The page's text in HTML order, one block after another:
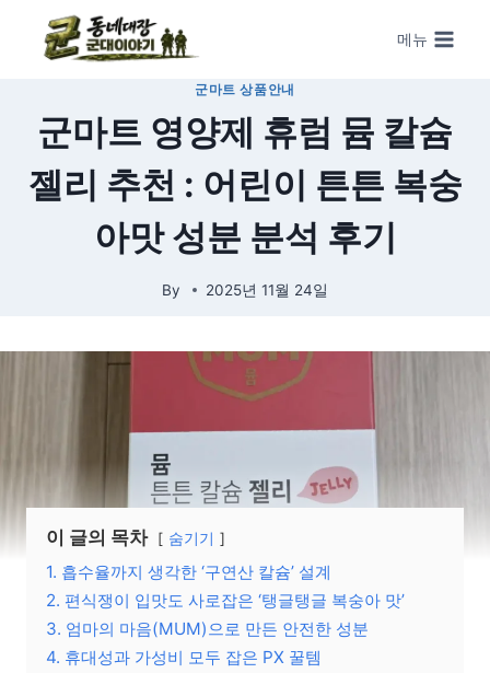
Skip to content
메뉴
군마트 상품안내
군마트 영양제 휴럼 뮴 칼슘
젤리 추천 : 어린이 튼튼 복숭
아맛 성분 분석 후기
By 2025년 11월 24일
이 글의 목차 숨기기
1. 흡수율까지 생각한 ‘구연산 칼슘’ 설계
2. 편식쟁이 입맛도 사로잡은 ‘탱글탱글 복숭아 맛’
3. 엄마의 마음(MUM)으로 만든 안전한 성분
4. 휴대성과 가성비 모두 잡은 PX 꿀템